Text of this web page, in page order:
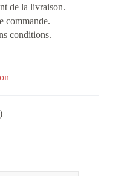
de la livraison.
commande.
conditions.